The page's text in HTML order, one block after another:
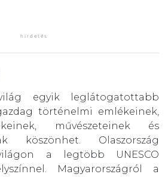
egyik leglátogatottabb
történelmi emlékeinek,
művészeteinek és
köszönhet. Olaszország
a legtöbb UNESCO
Magyarországról a